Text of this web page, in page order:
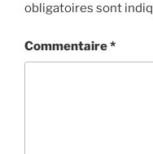
obligatoires sont
Commentaire*